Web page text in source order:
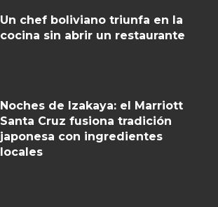
Un chef boliviano triunfa en la
cocina sin abrir un restaurante
Noches de Izakaya: el Marriott
Santa Cruz fusiona tradición
japonesa con ingredientes
locales